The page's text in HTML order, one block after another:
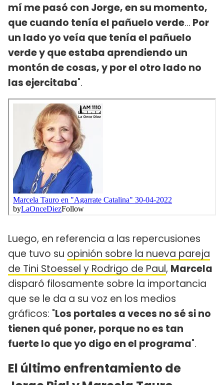
mí me pasó con Jorge, en su momento,
que cuando tenía el pañuelo verde... Por
un lado yo veía que tenía el pañuelo
verde y que estaba aprendiendo un
montón de cosas, y por el otro lado no
las ejercitaba".
Luego, en referencia a las repercusiones
que tuvo su opinión sobre la nueva pareja
de Tini Stoessel y Rodrigo de Paul, Marcela
disparó filosamente sobre la importancia
que se le da a su voz en los medios
gráficos: "Los portales a veces no sé si no
tienen qué poner, porque no es tan
fuerte lo que yo digo en el programa".
El último enfrentamiento de